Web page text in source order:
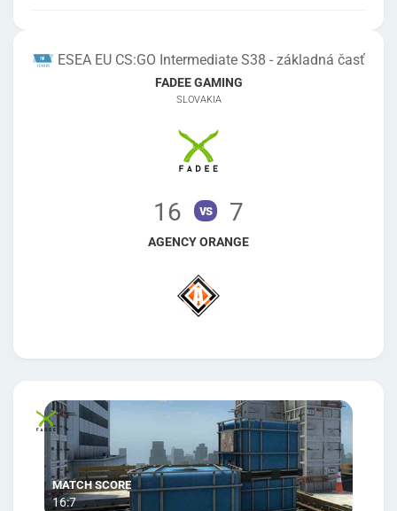
ESEA EU CS:GO Intermediate S38 - základná časť
FADEE GAMING
SLOVAKIA
16 vs 7
AGENCY ORANGE
16:7